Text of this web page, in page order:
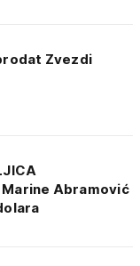
Zvezdi
Marine Abramović